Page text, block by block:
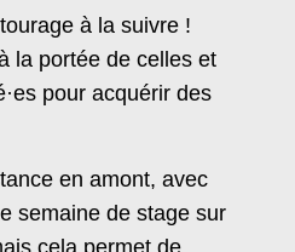
à la suivre !
la portée de celles et
pour acquérir des
en amont, avec
semaine de stage sur